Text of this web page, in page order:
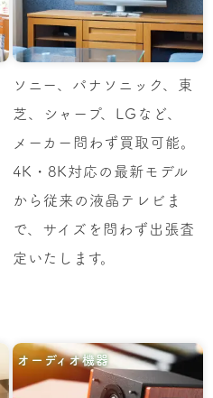
ソニー、パナソニック、東
芝、シャープ、LGなど、
メーカー問わず買取可能。
4K・8K対応の最新モデル
から従来の液晶テレビま
で、サイズを問わず出張査
定いたします。
オーディオ機器